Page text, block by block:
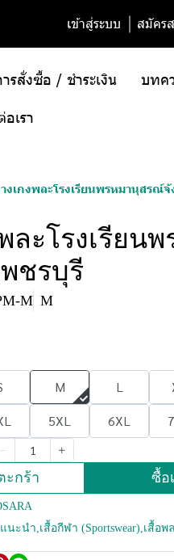
เข้าสู่ระบบ สมัคร
รสั่งซื้อ / ชำระเงิน บทค
เรา
งเกงพละโรงเรียนพรหมานุสรณ์
ละโรงเรียน
ชรบุรี
M M
M L
5XL 6XL
ะกร้า
ซื้อ
นะนำ,เสื้อกีฬา (Sportswear),เสื้อพ